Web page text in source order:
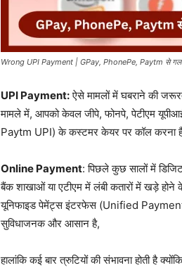
Wrong UPI Payment | GPay, PhonePe, Paytm से
UPI Payment:ऐसे मामलों में घबराने की
मामले में, आपको केवल जीपे, फोनपे, पेटीएम
Paytm UPI) के कस्टमर केयर पर कॉल करना
Online Payment: पिछले कुछ सालों में
बैंक शाखाओं या एटीएम में लंबी कतारों में खड़े
यूनिफाइड पेमेंट्स इंटरफेस (Unified
सुविधाजनक और आसान है,
हालांकि कई बार त्रुटियों की संभावना होती